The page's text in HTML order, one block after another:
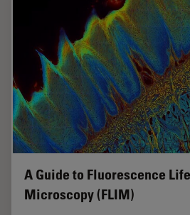
A Guide to Fluorescence
Microscopy (FLIM)